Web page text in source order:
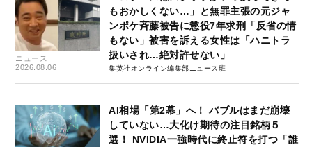
ニュース
2026.08.06
もおかしくない…」と無罪主張の元ジャ
ンポケ斉藤被告に懲役7年求刑「反省の情
もない」被害を訴える女性は「ハニトラ
扱いされ…絶対許せない」
集英社オンライン編集部ニュース班
AI相場「第2幕」へ！ バブルはまだ崩壊
していない…大化け期待の注目銘柄５
選！ NVIDIA一強時代に終止符を打つ「誰